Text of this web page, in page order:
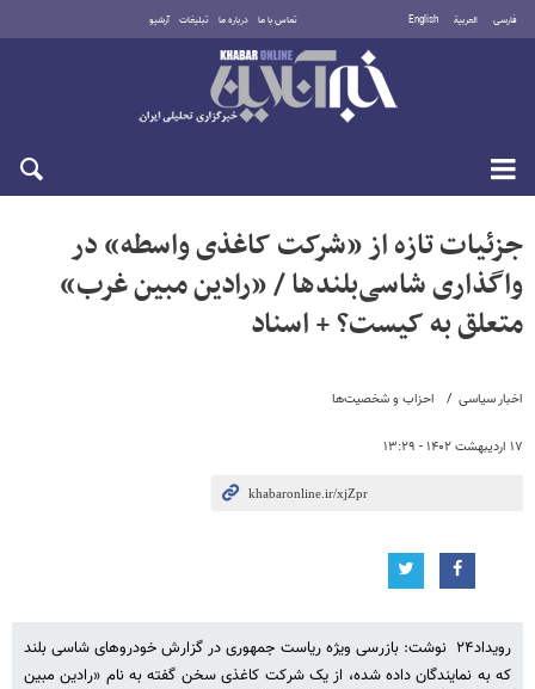
فارسی العربية English تماس با ما درباره ما تبلیغات آرشیو
پنجشنبه ۱۵ مرداد ۱۴۰۵
اخبار سیاسی احزاب و شخصیت‌ها
۱۷ اردیبهشت ۱۴۰۲ - ۱۳:۲۹
جزئیات تازه از «شرکت کاغذی واسطه» در
واگذاری شاسی‌بلندها / «رادین مبین غرب»
متعلق به کیست؟ + اسناد
رویداد۲۴ نوشت: بازرسی ویژه ریاست جمهوری در گزارش خودروهای شاسی بلند
که به نمایندگان داده شده، از یک شرکت کاغذی سخن گفته به نام «رادین مبین